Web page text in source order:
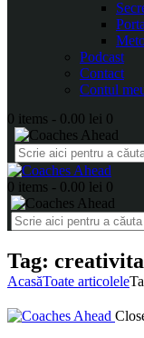
Podcast
Contact
Contul
0 items - 0.00 lei 0
0 items - 0.00 lei 0
Tag:
AcasăToate articolele